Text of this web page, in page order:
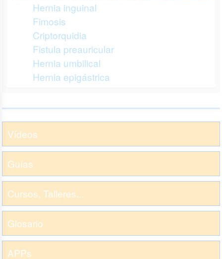
Hernia inguinal
Fimosis
Criptorquidia
Fistula preauricular
Hernia umbilical
Hernia epigástrica
Vídeos
Guías
Cursos, Talleres...
Glosario
APPs